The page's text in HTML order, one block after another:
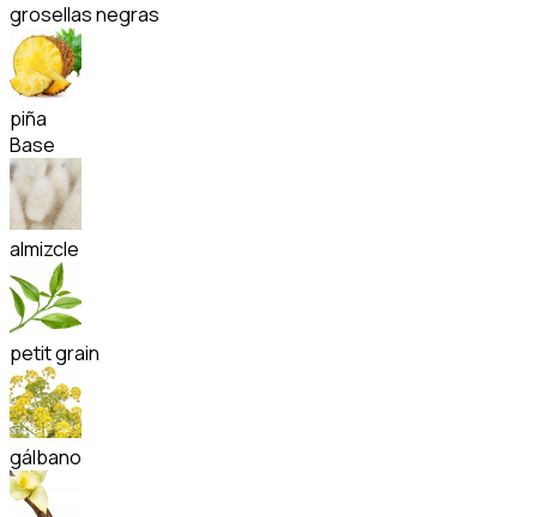
grosellas negras
piña
Base
almizcle
petit grain
gálbano